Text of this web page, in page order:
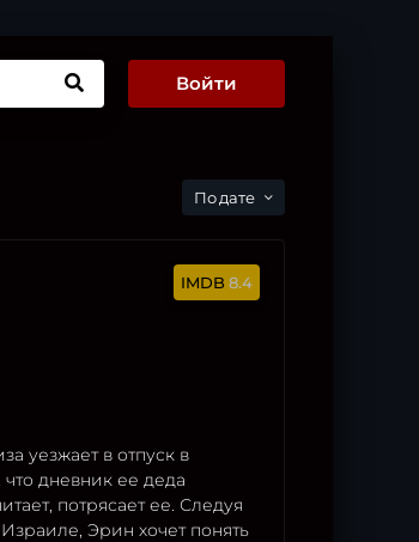
Войти
дате
8.4
уезжает в отпуск в
дневник ее деда
потрясает ее. Следуя
Эрин хочет понять